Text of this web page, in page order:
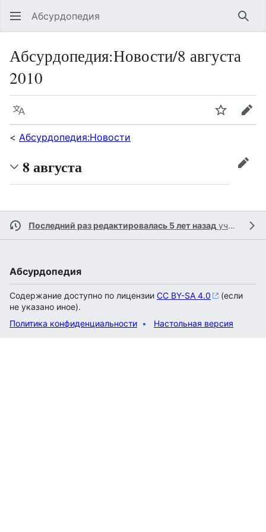
Абсурдопедия
Абсурдопедия:Новости/8 августа
2010
Язык
< Абсурдопедия:Новости
8 августа
Последний раз редактировалась 5 лет назад участником
Абсурдопедия
Содержание доступно по лицензии CC BY-SA 4.0
(если
не указано иное).
Политика конфиденциальности
Настольная версия